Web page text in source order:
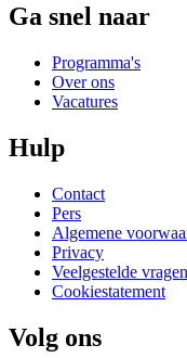
Ga snel naar
Programma's
Over ons
Vacatures
Hulp
Contact
Pers
Algemene
Privacy
Veelgestelde vragen
Cookiestatement
Volg ons